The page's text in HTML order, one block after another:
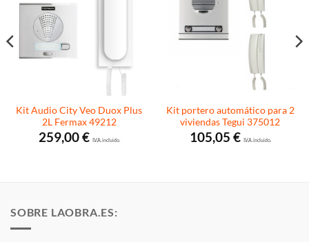
Kit Audio City Veo Duox Plus
2L Fermax 49212
259,00€I.V.A. incluido.
Kit portero automático para 2
viviendas Tegui 375012
105,05 €I.V.A. incluido.
SOBRE LAOBRA.ES: